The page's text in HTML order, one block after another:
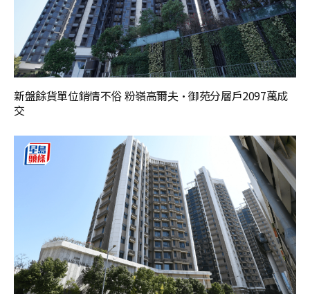
新盤餘貨單位銷情不俗 粉嶺高爾夫·御苑分層戶2097萬成
交